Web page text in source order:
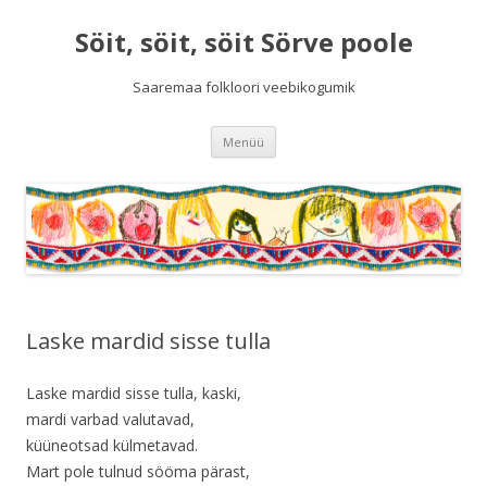
Söit, söit, söit Sörve poole
Saaremaa folkloori veebikogumik
Menüü
Laske mardid sisse tulla
Laske mardid sisse tulla, kaski,
mardi varbad valutavad,
küüneotsad külmetavad.
Mart pole tulnud sööma pärast,